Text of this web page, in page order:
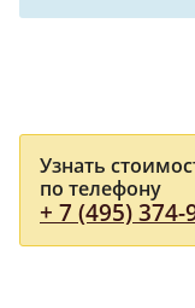
Узнать
по телефону
+ 7 (495) 374-